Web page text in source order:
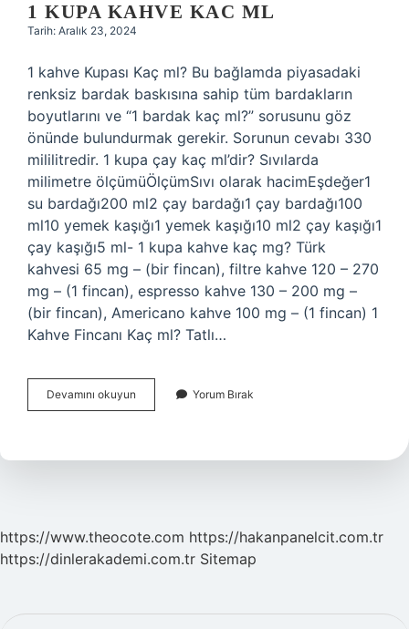
1 KUPA KAHVE KAC ML
Tarih: Aralık 23, 2024
1 kahve Kupası Kaç ml? Bu bağlamda piyasadaki
renksiz bardak baskısına sahip tüm bardakların
boyutlarını ve “1 bardak kaç ml?” sorusunu göz
önünde bulundurmak gerekir. Sorunun cevabı 330
mililitredir. 1 kupa çay kaç ml’dir? Sıvılarda
milimetre ölçümüÖlçümSıvı olarak hacimEşdeğer1
su bardağı200 ml2 çay bardağı1 çay bardağı100
ml10 yemek kaşığı1 yemek kaşığı10 ml2 çay kaşığı1
çay kaşığı5 ml- 1 kupa kahve kaç mg? Türk
kahvesi 65 mg – (bir fincan), filtre kahve 120 – 270
mg – (1 fincan), espresso kahve 130 – 200 mg –
(bir fincan), Americano kahve 100 mg – (1 fincan) 1
Kahve Fincanı Kaç ml? Tatlı…
Devamını okuyun
Kupa
Ml
Yorum Bırak
https://www.theocote.com https://hakanpanelcit.com.tr
https://dinlerakademi.com.tr Sitemap